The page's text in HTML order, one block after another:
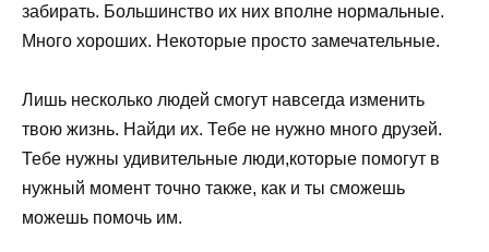
забирать. Большинство их них вполне нормальные.
Много хороших. Некоторые просто замечательные.
Лишь несколько людей смогут навсегда изменить
твою жизнь. Найди их. Тебе не нужно много друзей.
Тебе нужны удивительные люди,которые помогут в
нужный момент точно также, как и ты сможешь
можешь помочь им.